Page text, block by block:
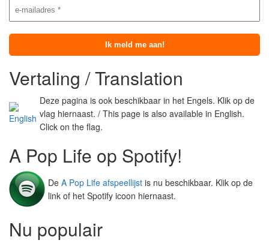
Vertaling / Translation
Deze pagina is ook beschikbaar in het Engels. Klik op de
vlag hiernaast. / This page is also available in English.
Click on the flag.
A Pop Life op Spotify!
De A Pop Life afspeellijst is nu beschikbaar. Klik op de
link of het Spotify icoon hiernaast.
Nu populair